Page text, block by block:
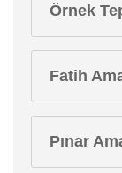
Örnek
Fatih
Pınar